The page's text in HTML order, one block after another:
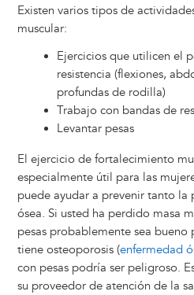
Existen varios tipos de
muscular:
Ejercicios que utilicen el
resistencia (flexiones,
profundas de rodilla)
Trabajo con bandas de
Levantar pesas
El ejercicio de fortalecimiento
especialmente útil para las
puede ayudar a prevenir tanto la
ósea. Si usted ha perdido masa
pesas probablemente sea bueno
tiene osteoporosis (enfermedad
con pesas podría ser peligroso.
su proveedor de atención de la